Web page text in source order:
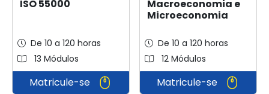
ISO 55000
De 10 a 120 horas
13 Módulos
Matricule-se
Macroeconomia e
Microeconomia
De 10 a 120 horas
12 Módulos
Matricule-se